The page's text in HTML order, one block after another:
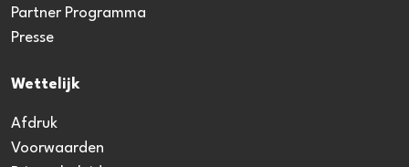
Partner Programma
Presse
Wettelijk
Afdruk
Voorwaarden